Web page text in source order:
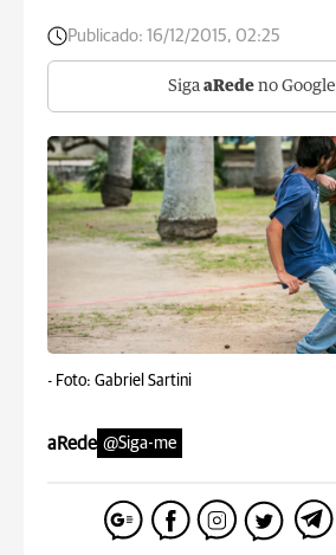
Publicado: 16/12/2015, 02:25
Siga aRede no Google
- Foto: Gabriel Sartini
aRede @Siga-me